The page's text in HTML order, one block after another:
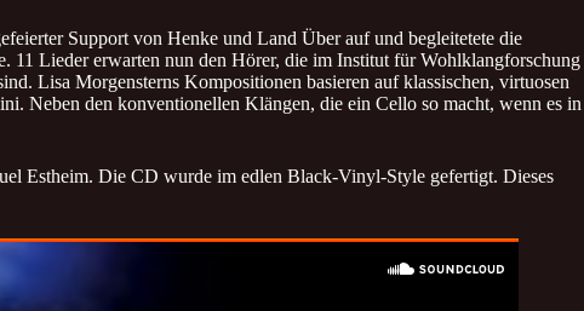
Support von Henke und Land Über auf und begleitetete die
11 Lieder erwarten nun den Hörer, die im Institut für Wohlklangforschung
Lisa Morgensterns Kompositionen basieren auf klassischen, virtuosen
Neben den konventionellen Klängen, die ein Cello so macht, wenn es in
Estheim. Die CD wurde im edlen Black-Vinyl-Style gefertigt. Dieses